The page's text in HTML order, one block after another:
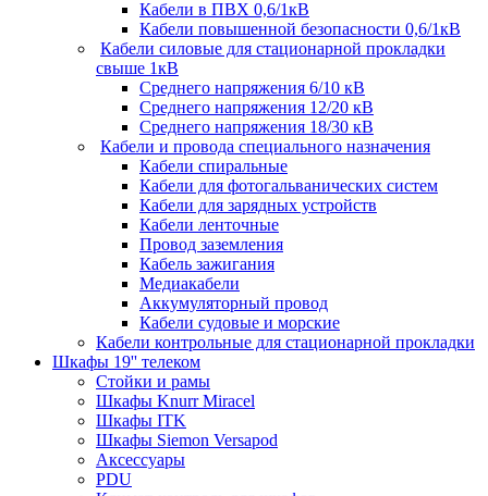
Кабели в ПВХ 0,6/1кВ
Кабели повышенной безопасности 0,6/1кВ
Кабели силовые для стационарной прокладки
свыше 1кВ
Среднего напряжения 6/10 кВ
Среднего напряжения 12/20 кВ
Среднего напряжения 18/30 кВ
Кабели и провода специального назначения
Кабели спиральные
Кабели для фотогальванических систем
Кабели для зарядных устройств
Кабели ленточные
Провод заземления
Кабель зажигания
Медиакабели
Аккумуляторный провод
Кабели судовые и морские
Кабели контрольные для стационарной прокладки
Шкафы 19'' телеком
Стойки и рамы
Шкафы Knurr Miracel
Шкафы ITK
Шкафы Siemon Versapod
Аксессуары
PDU